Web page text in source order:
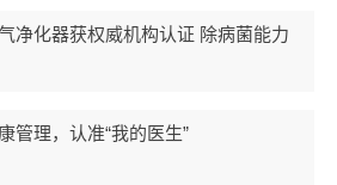
净化器获权威机构认证 除病菌能力
管理，认准“我的医生”